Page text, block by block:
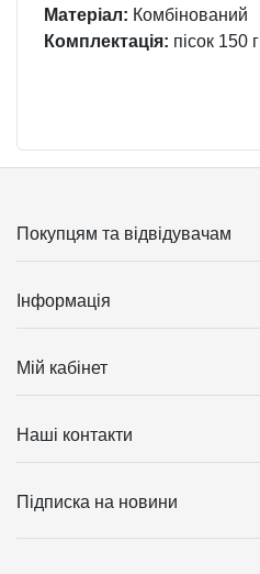
Матеріал: Комбінований
Комплектація: пісок 150 г
Покупцям та відвідувачам
Інформація
Мій кабінет
Наші контакти
Підписка на новини